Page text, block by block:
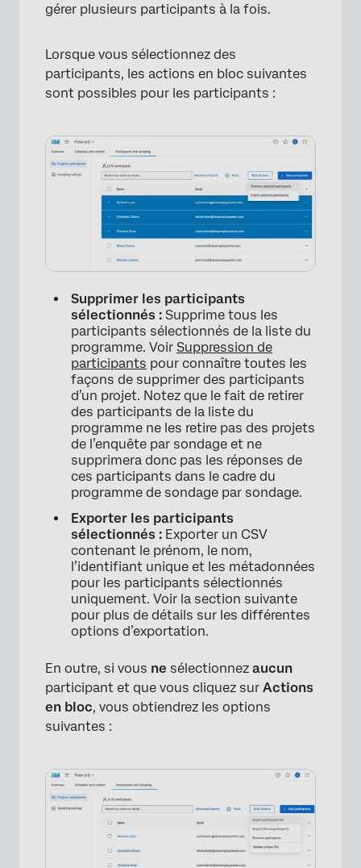
gérer plusieurs participants à la fois.
Lorsque vous sélectionnez des
participants, les actions en bloc suivantes
sont possibles pour les participants :
×
Supprimer les participants
sélectionnés : Supprime tous les
participants sélectionnés de la liste du
programme. Voir Suppression de
participants pour connaître toutes les
façons de supprimer des participants
d’un projet. Notez que le fait de retirer
des participants de la liste du
programme ne les retire pas des projets
de l’enquête par sondage et ne
supprimera donc pas les réponses de
ces participants dans le cadre du
programme de sondage par sondage.
Exporter les participants
sélectionnés : Exporter un CSV
contenant le prénom, le nom,
l’identifiant unique et les métadonnées
pour les participants sélectionnés
uniquement. Voir la section suivante
pour plus de détails sur les différentes
options d’exportation.
En outre, si vous ne sélectionnez aucun
participant et que vous cliquez sur Actions
en bloc, vous obtiendrez les options
suivantes :